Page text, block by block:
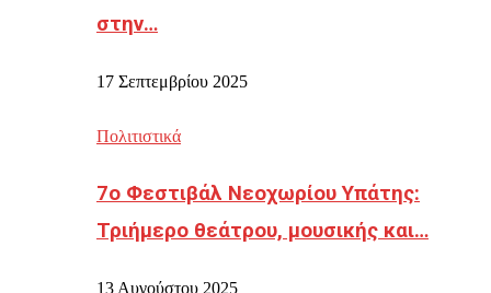
στην…
17 Σεπτεμβρίου 2025
Πολιτιστικά
7ο Φεστιβάλ Νεοχωρίου Υπάτης:
Τριήμερο θεάτρου, μουσικής και…
13 Αυγούστου 2025